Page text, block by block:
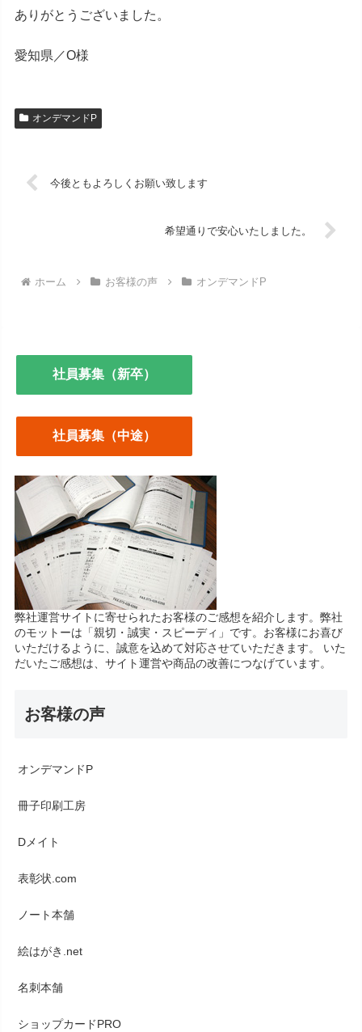
ありがとうございました。
愛知県／O様
オンデマンドP
今後ともよろしくお願い致します
希望通りで安心いたしました。
ホーム お客様の声 オンデマンドP
社員募集（新卒）
社員募集（中途）
弊社運営サイトに寄せられたお客様のご感想を紹介します。弊社
のモットーは「親切・誠実・スピーディ」です。お客様にお喜び
いただけるように、誠意を込めて対応させていただきます。 いた
だいたご感想は、サイト運営や商品の改善につなげています。
お客様の声
オンデマンドP
冊子印刷工房
Dメイト
表彰状.com
ノート本舗
絵はがき.net
名刺本舗
ショップカードPRO